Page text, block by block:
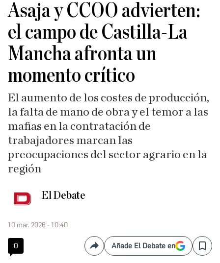
Asaja y CCOO advierten:
el campo de Castilla-La
Mancha afronta un
momento crítico
El aumento de los costes de producción,
la falta de mano de obra y el temor a las
mafias en la contratación de
trabajadores marcan las
preocupaciones del sector agrario en la
región
El Debate
10 mar. 2026 - 10:40
0 CompartirAñade El Debate en Save